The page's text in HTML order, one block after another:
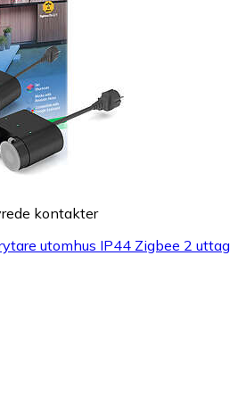
kontakter
utomhus IP44 Zigbee 2 uttag